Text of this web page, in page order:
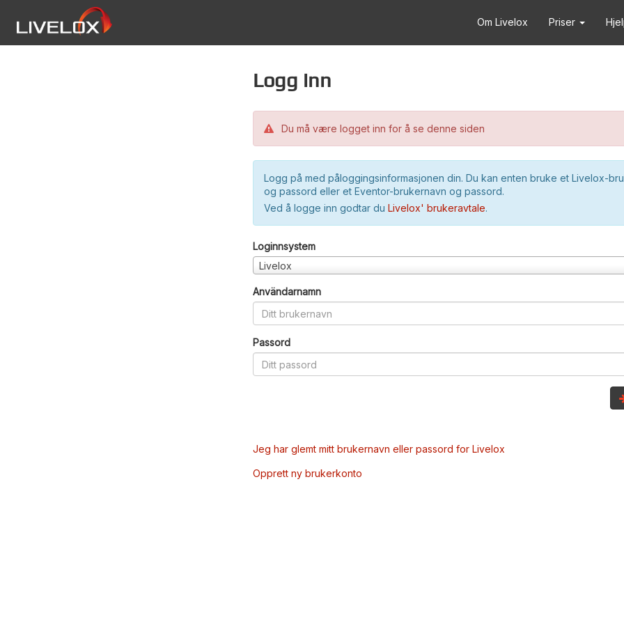
Om Livelox Priser
Logg inn
Du må være logget inn for å se denne siden
Logg på med påloggingsinformasjonen din. Du kan enten bruke et Livelox-
og passord eller et Eventor-brukernavn og passord.
Ved å logge inn godtar du Livelox' brukeravtale.
Loginnsystem
Livelox
Användarnamn
Passord
Jeg har glemt mitt brukernavn eller passord for Livelox
Opprett ny brukerkonto